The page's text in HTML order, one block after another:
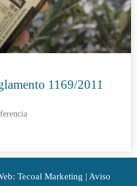
1169/2011
Tecoal Marketing | Aviso